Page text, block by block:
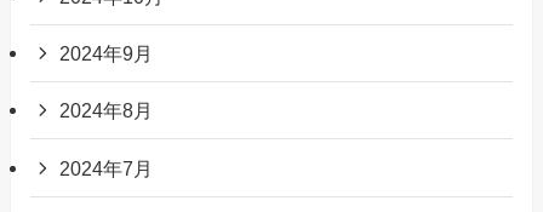
2024年9月
2024年8月
2024年7月